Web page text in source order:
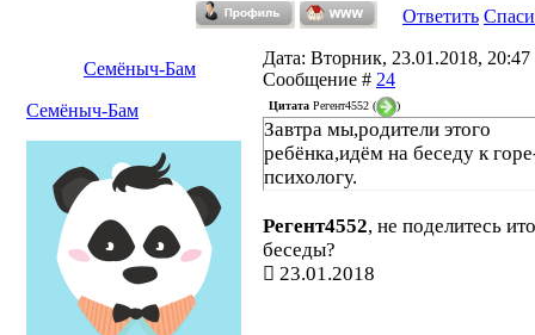
Ответить
Семёныч-Бам
Дата: Вторник, 23.01.2018, 20:47
Сообщение # 24
Семёныч-Бам
Цитата Регент4552 ( )
Завтра мы,родители этого
ребёнка,идём на беседу к
психологу.
Регент4552, не поделитесь
беседы?
23.01.2018